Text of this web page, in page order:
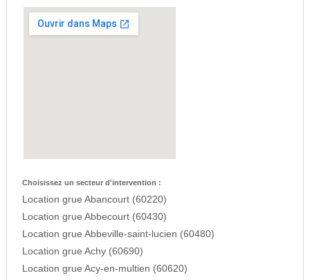
Choisissez un secteur d'intervention :
Location grue Abancourt (60220)
Location grue Abbecourt (60430)
Location grue Abbeville-saint-lucien (60480)
Location grue Achy (60690)
Location grue Acy-en-multien (60620)